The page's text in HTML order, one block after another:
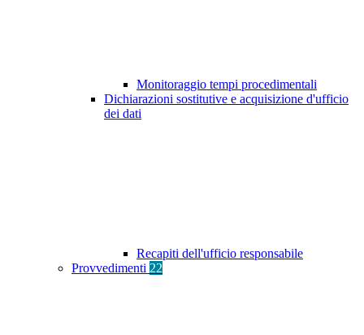
Monitoraggio tempi procedimentali
Dichiarazioni sostitutive e acquisizione d'ufficio
dei dati
Recapiti dell'ufficio responsabile
Provvedimenti 22